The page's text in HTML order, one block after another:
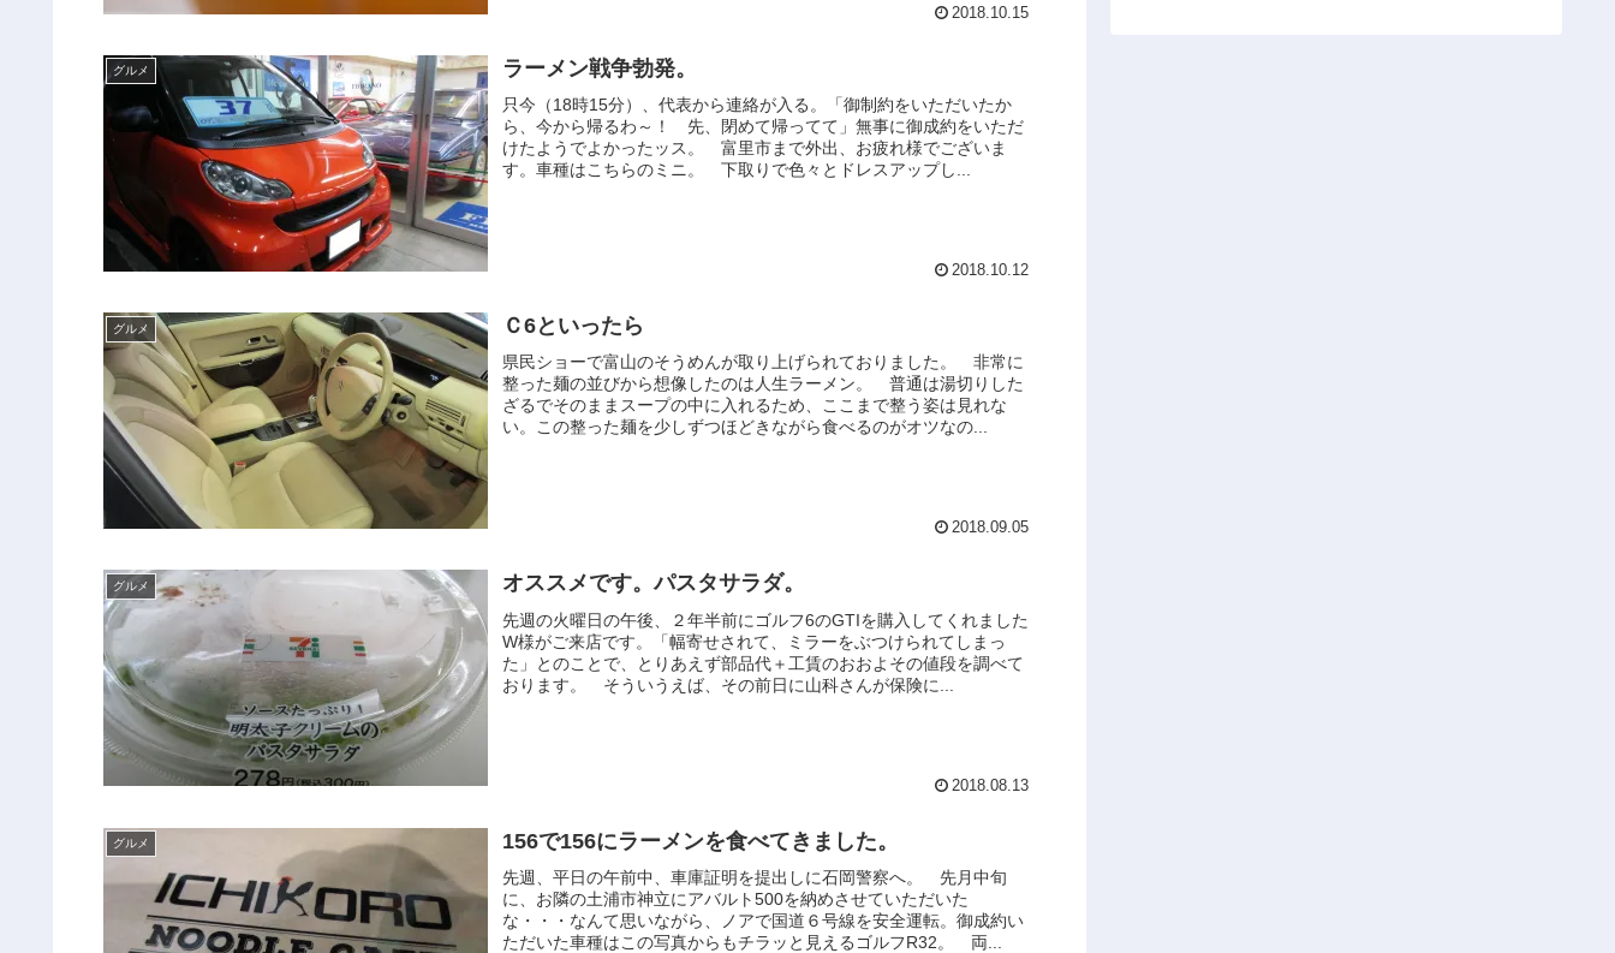
2018.10.15
グルメ ラーメン戦争勃発。
只今（18時15分）、代表から連絡が入る。「御制約をいただいたか
ら、今から帰るわ～！ 先、閉めて帰ってて」無事に御成約をいただ
けたようでよかったッス。 富里市まで外出、お疲れ様でございま
す。車種はこちらのミニ。 下取りで色々とドレスアップし...
2018.10.12
グルメ Ｃ6といったら
県民ショーで富山のそうめんが取り上げられておりました。 非常に
整った麺の並びから想像したのは人生ラーメン。 普通は湯切りした
ざるでそのままスープの中に入れるため、ここまで整う姿は見れな
い。この整った麺を少しずつほどきながら食べるのがオツなの...
2018.09.05
グルメ オススメです。パスタサラダ。
先週の火曜日の午後、２年半前にゴルフ6のGTIを購入してくれました
W様がご来店です。「幅寄せされて、ミラーをぶつけられてしまっ
た」とのことで、とりあえず部品代＋工賃のおおよその値段を調べて
おります。 そういうえば、その前日に山科さんが保険に...
2018.08.13
グルメ 156で156にラーメンを食べてきました。
先週、平日の午前中、車庫証明を提出しに石岡警察へ。 先月中旬
に、お隣の土浦市神立にアバルト500を納めさせていただいた
な・・・なんて思いながら、ノアで国道６号線を安全運転。御成約い
ただいた車種はこの写真からもチラッと見えるゴルフR32。 両...